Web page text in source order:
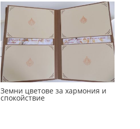
Земни цветове за хармония и
спокойствие